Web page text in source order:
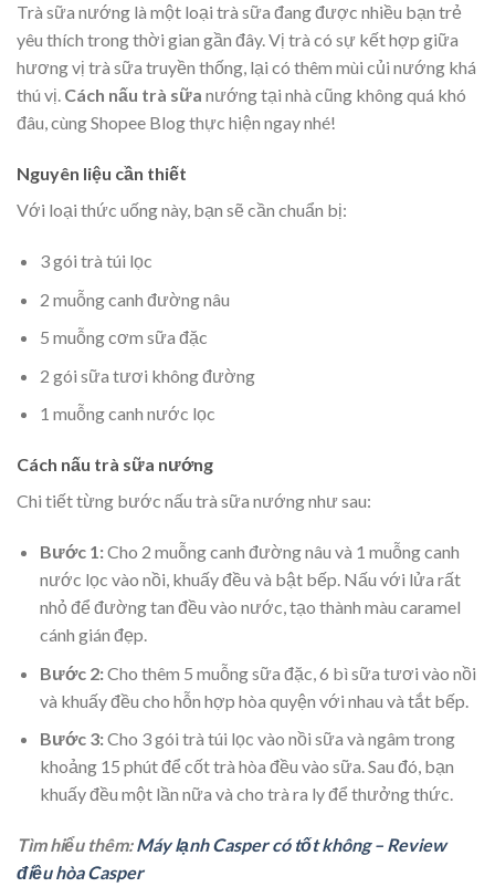
Trà sữa nướng là một loại trà sữa đang được nhiều bạn trẻ
yêu thích trong thời gian gần đây. Vị trà có sự kết hợp giữa
hương vị trà sữa truyền thống, lại có thêm mùi củi nướng khá
thú vị. Cách nấu trà sữa nướng tại nhà cũng không quá khó
đâu, cùng Shopee Blog thực hiện ngay nhé!
Nguyên liệu cần thiết
Với loại thức uống này, bạn sẽ cần chuẩn bị:
3 gói trà túi lọc
2 muỗng canh đường nâu
5 muỗng cơm sữa đặc
2 gói sữa tươi không đường
1 muỗng canh nước lọc
Cách nấu trà sữa nướng
Chi tiết từng bước nấu trà sữa nướng như sau:
Bước 1:Cho 2 muỗng canh đường nâu và 1 muỗng canh
nước lọc vào nồi, khuấy đều và bật bếp. Nấu với lửa rất
nhỏ để đường tan đều vào nước, tạo thành màu caramel
cánh gián đẹp.
Bước 2:Cho thêm 5 muỗng sữa đặc, 6 bì sữa tươi vào nồi
và khuấy đều cho hỗn hợp hòa quyện với nhau và tắt bếp.
Bước 3:Cho 3 gói trà túi lọc vào nồi sữa và ngâm trong
khoảng 15 phút để cốt trà hòa đều vào sữa. Sau đó, bạn
khuấy đều một lần nữa và cho trà ra ly để thưởng thức.
Tìm hiểu thêm:Máy lạnh Casper có tốt không – Review
điều hòa Casper